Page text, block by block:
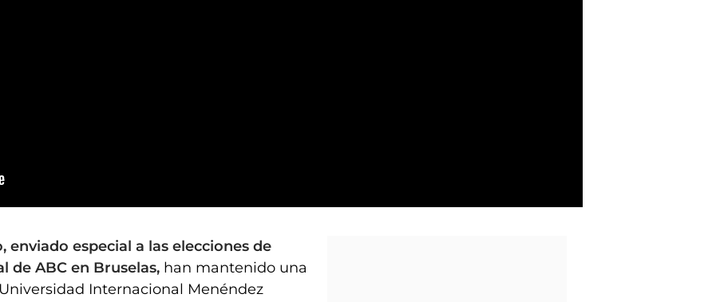
enviado especial a las elecciones de
de ABC en Bruselas, han mantenido una
Internacional Menéndez